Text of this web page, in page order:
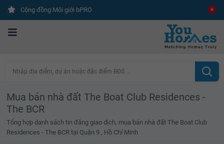
Cộng đồng Môi giới bPRO
Nhập địa điểm, dự án hoặc đặc điểm BĐS ...
Mua bán nhà đất The Boat Club Residences -
The BCR
Tổng hợp danh sách tin đăng giao dịch, mua bán nhà đất The Boat Club
Residences - The BCR tại Quận 9 , Hồ Chí Minh